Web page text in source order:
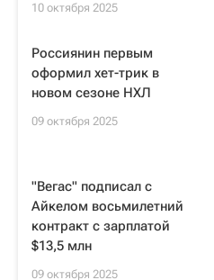
10 октября 2025
Россиянин первым
оформил хет-трик в
новом сезоне НХЛ
09 октября 2025
"Вегас" подписал с
Айкелом восьмилетний
контракт с зарплатой
$13,5 млн
09 октября 2025